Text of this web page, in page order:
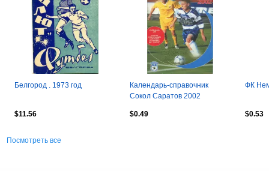
Белгород . 1973 год
$11.56
Календарь-справочник
Сокол Саратов 2002
(скан)
$0.49
ФК
$0.53
Посмотреть все